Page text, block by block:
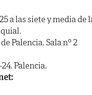
a las siete y media de
Palencia. Sala nº 2
Palencia.